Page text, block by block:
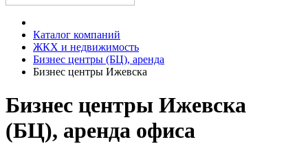
Каталог компаний
ЖКХ и недвижимость
Бизнес центры (БЦ), аренда
Бизнес центры Ижевска
Бизнес центры Ижевска
(БЦ), аренда офиса